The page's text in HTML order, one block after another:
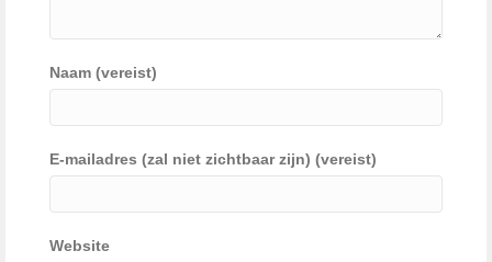
Naam (vereist)
E-mailadres (zal niet zichtbaar zijn) (vereist)
Website